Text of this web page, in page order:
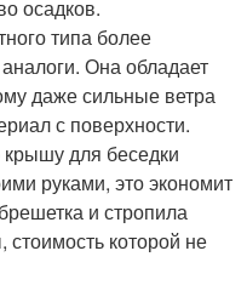
осадков.
типа более
Она обладает
даже сильные ветра
с поверхности.
для беседки
руками, это экономит
и стропила
стоимость которой не